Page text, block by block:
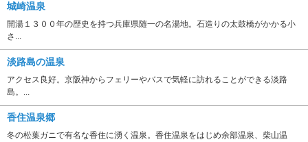
城崎温泉
開湯１３００年の歴史を持つ兵庫県随一の名湯地。石造りの太鼓橋がかかる小
さ...
淡路島の温泉
アクセス良好。京阪神からフェリーやバスで気軽に訪れることができる淡路
島。...
香住温泉郷
冬の松葉ガニで有名な香住に湧く温泉。香住温泉をはじめ余部温泉、柴山温